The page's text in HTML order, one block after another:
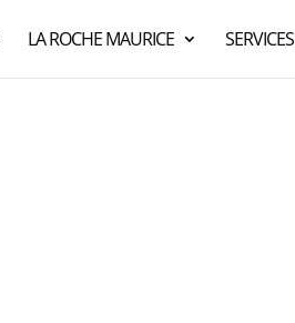
LA ROCHE MAURICE SERVICES